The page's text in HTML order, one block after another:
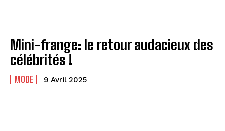
Mini-frange: le retour audacieux des
célébrités !
MODE 9 Avril 2025